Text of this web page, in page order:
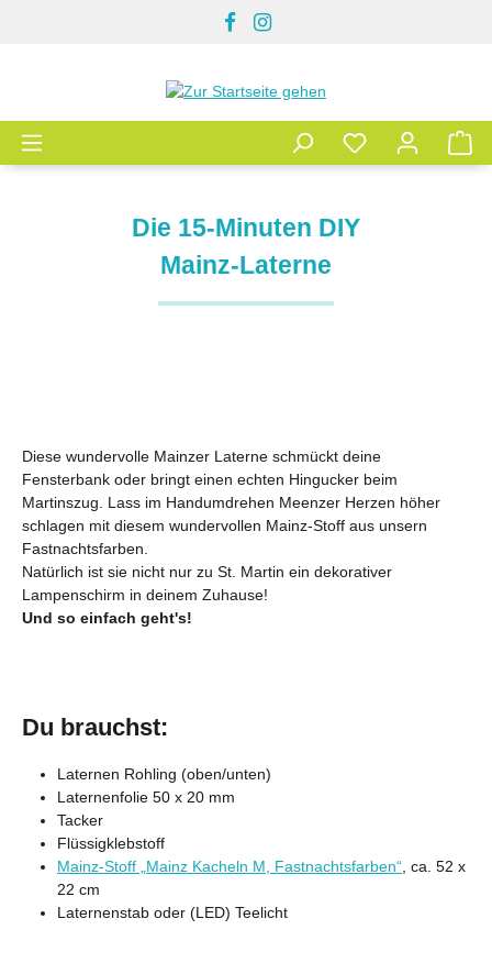
Die 15-Minuten DIY
Mainz-Laterne
Diese wundervolle Mainzer Laterne schmückt deine
Fensterbank oder bringt einen echten Hingucker beim
Martinszug. Lass im Handumdrehen Meenzer Herzen höher
schlagen mit diesem wundervollen Mainz-Stoff aus unsern
Fastnachtsfarben.
Natürlich ist sie nicht nur zu St. Martin ein dekorativer
Lampenschirm in deinem Zuhause!
Und so einfach geht's!
Du brauchst:
Laternen Rohling (oben/unten)
Laternenfolie 50 x 20 mm
Tacker
Flüssigklebstoff
Mainz-Stoff „Mainz Kacheln M, Fastnachtsfarben“ , ca. 52 x
22 cm
Laternenstab oder (LED) Teelicht